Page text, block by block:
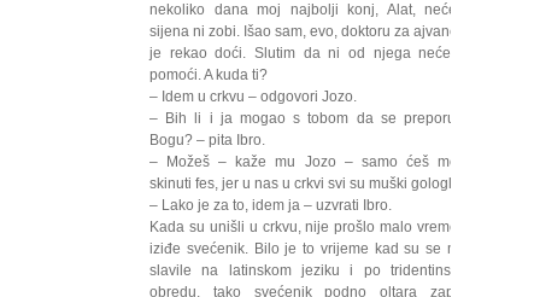
nekoliko dana moj najbolji konj, Alat, neće ni
sijena ni zobi. Išao sam, evo, doktoru za ajvane pa
je rekao doći. Slutim da ni od njega neće biti
pomoći. A kuda ti?
– Idem u crkvu – odgovori Jozo.
– Bih li i ja mogao s tobom da se preporučim
Bogu? – pita Ibro.
– Možeš – kaže mu Jozo – samo ćeš morati
skinuti fes, jer u nas u crkvi svi su muški gologlavi.
– Lako je za to, idem ja – uzvrati Ibro.
Kada su unišli u crkvu, nije prošlo malo vremena,
iziđe svećenik. Bilo je to vrijeme kad su se mise
slavile na latinskom jeziku i po tridentinskom
obredu, tako svećenik podno oltara započe